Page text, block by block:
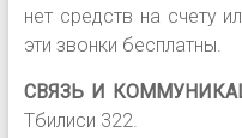
нет средств на счету
эти звонки бесплатны.
СВЯЗЬ И
Тбилиси 322.